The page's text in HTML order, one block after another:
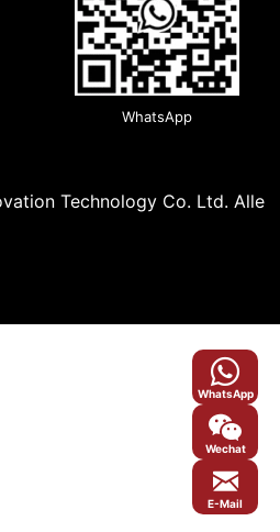
WhatsApp
Technology Co. Ltd. Alle
WhatsApp
Wechat
E-Mail